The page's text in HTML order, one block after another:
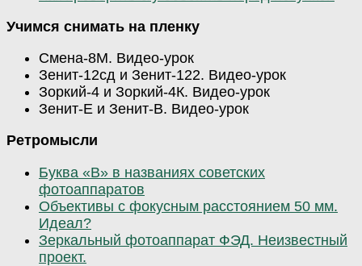
Учимся снимать на пленку
Смена-8М. Видео-урок
Зенит-12сд и Зенит-122. Видео-урок
Зоркий-4 и Зоркий-4К. Видео-урок
Зенит-Е и Зенит-В. Видео-урок
Ретромысли
Буква «В» в названиях советских
фотоаппаратов
Объективы с фокусным расстоянием 50 мм.
Идеал?
Зеркальный фотоаппарат ФЭД. Неизвестный
проект.